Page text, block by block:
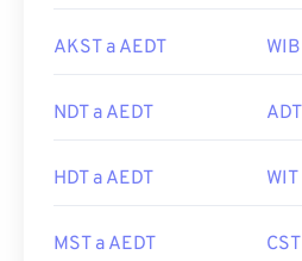
AKST a AEDT
NDT a AEDT
HDT a AEDT
MST a AEDT